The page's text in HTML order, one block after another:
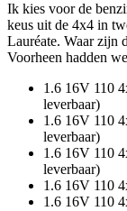
Ik kies voor de
keus uit de 4x4 in
Lauréate. Waar zijn
Voorheen hadden
1.6 16V 110
leverbaar)
1.6 16V 110
leverbaar)
1.6 16V 110
leverbaar)
1.6 16V 110
1.6 16V 110